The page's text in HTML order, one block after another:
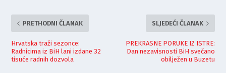
PRETHODNI ČLANAK
Hrvatska traži sezonce:
Radnicima iz BiH lani izdane 32
tisuće radnih dozvola
SLJEDEĆI ČLANAK
PREKRASNE PORUKE IZ ISTRE:
Dan nezavisnosti BiH svečano
obilježen u Buzetu